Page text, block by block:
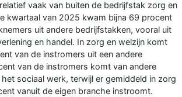
vaak van buiten de bedrijfstak zorg en
kwartaal van 2025 kwam bijna 69 procent
uit andere bedrijfstakken, vooral uit
en handel. In zorg en welzijn komt
van de instromers uit een andere
van de instromers komt van andere
sociaal werk, terwijl er gemiddeld in zorg
vanuit de eigen branche instroomt.